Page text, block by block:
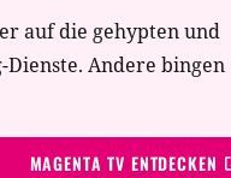
mit viel guter Musik,
nimmt das Projekt
auf die gehypten und
Dienste. Andere bingen
MAGENTA TV ENTDECKEN